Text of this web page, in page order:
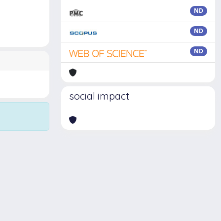
ND
ND
ND
social impact